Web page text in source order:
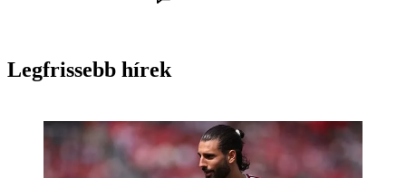
Legfrissebb hírek